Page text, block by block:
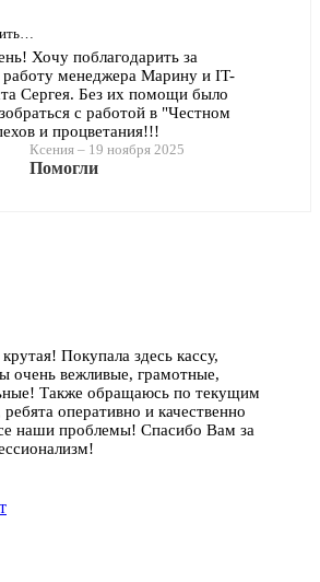
Хочу поблагодарить за
менеджера Марину и IT-
Сергея. Без их помощи было
с работой в "Честном
и процветания!!!
Ксения – 19 ноября 2025
Помогли
Покупала здесь кассу,
очень вежливые, грамотные,
Также обращаюсь по текущим
оперативно и качественно
наши проблемы! Спасибо Вам за